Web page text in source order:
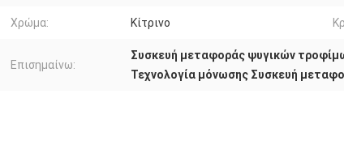
Χρώμα: Κίτρινο
Επισημαίνω:
Συσκευή μεταφοράς ψυγικών
Τεχνολογία μόνωσης Συσκευή